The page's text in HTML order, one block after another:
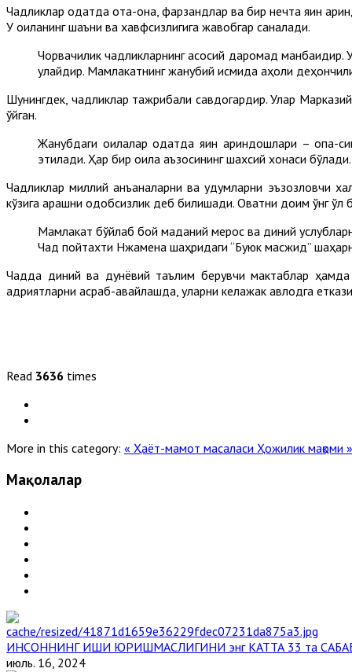
Чадликлар одатда ота-она, фарзандлар ва бир нечта яқин
У оиланинг шаъни ва хавфсизлигига жавобгар саналади.
Чорвачилик чадликларнинг асосий даромад манбаидир.
қулайдир. Мамлакатнинг жанубий қисмида аҳоли
Шунингдек, чадликлар тажрибали савдогардир. Улар
қўйган.
Жанубдаги оилалар одатда яқин қарин­дошлари – опа-
этилади. Ҳар бир оила аъзосининг шахсий хонаси
Чадликлар миллий анъаналарни ва удумларни эъзозловчи
кўзига қарашни одобсизлик деб билишади. Овқатни доим ўнг
Мамлакат бўйлаб бой маданий мерос ва диний
Чад пойтахти Нжамена шаҳридаги “Буюк масжид”
Чадда диний ва дунёвий таълим берувчи мактаблар
қадриятларни асраб-авайлашда, уларни келажак авлодга
Read 3636 times
More in this category: « Ҳаёт-мамот масаласи Ҳожилик мақоми »
Мақолалар
ИНСОННИНГ ИШИ ЮРИШМАСЛИГИНИ энг КАТТА 33 та
июль. 16, 2024